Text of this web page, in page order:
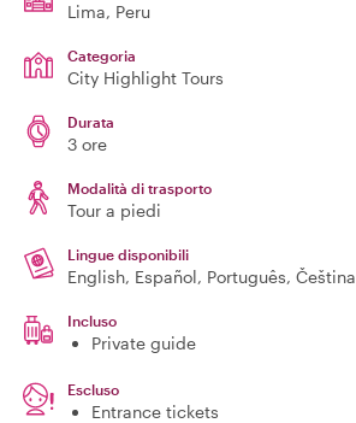
Lima, Peru
Categoria
City Highlight Tours
Durata
3 ore
Modalità di trasporto
Tour a piedi
Lingue disponibili
English, Español, Português, Čeština
Incluso
Private guide
Escluso
Entrance tickets